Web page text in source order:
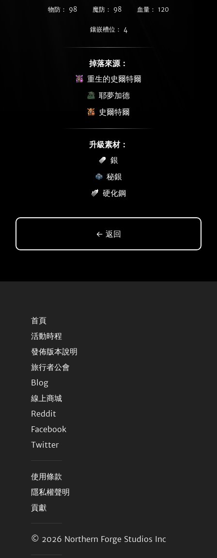
物防： 98 魔防： 98 血量： 120
鑲嵌槽位： 4
掉落來源：
重生的史爾特爾
耶夢加德
史爾特爾
升級素材：
銀
秘銀
硬化鋼
← 返回
首頁
活動時程
發佈版本說明
旅行者公會
Blog
線上商城
Reddit
Facebook
Twitter
使用條款
隱私權聲明
貢獻
© 2026 Northern Forge Studios Inc